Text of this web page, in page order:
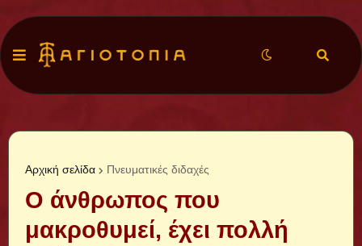
Αρχική σελίδα Πνευματικές διδαχές
Ο άνθρωπος που
μακροθυμεί, έχει πολλή